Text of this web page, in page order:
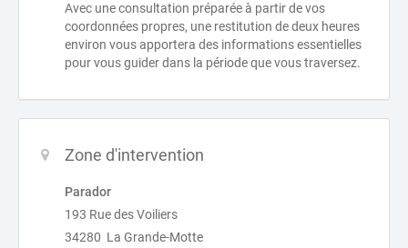
Avec une consultation préparée à partir de vos
coordonnées propres, une restitution de deux heures
environ vous apportera des informations essentielles
pour vous guider dans la période que vous traversez.
Zone d'intervention
Parador
193 Rue des Voiliers
34280 La Grande-Motte